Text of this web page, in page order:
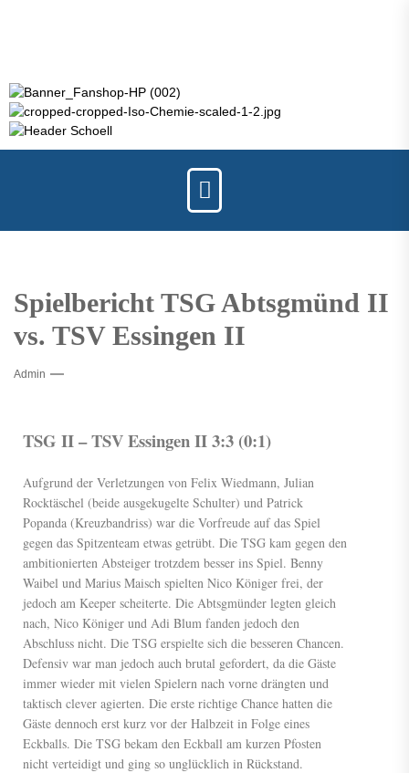
Spielbericht TSG Abtsgmünd II
vs. TSV Essingen II
Admin
TSG II – TSV Essingen II 3:3 (0:1)
Aufgrund der Verletzungen von Felix Wiedmann, Julian
Rocktäschel (beide ausgekugelte Schulter) und Patrick
Popanda (Kreuzbandriss) war die Vorfreude auf das Spiel
gegen das Spitzenteam etwas getrübt. Die TSG kam gegen den
ambitionierten Absteiger trotzdem besser ins Spiel. Benny
Waibel und Marius Maisch spielten Nico Königer frei, der
jedoch am Keeper scheiterte. Die Abtsgmünder legten gleich
nach, Nico Königer und Adi Blum fanden jedoch den
Abschluss nicht. Die TSG erspielte sich die besseren Chancen.
Defensiv war man jedoch auch brutal gefordert, da die Gäste
immer wieder mit vielen Spielern nach vorne drängten und
taktisch clever agierten. Die erste richtige Chance hatten die
Gäste dennoch erst kurz vor der Halbzeit in Folge eines
Eckballs. Die TSG bekam den Eckball am kurzen Pfosten
nicht verteidigt und ging so unglücklich in Rückstand.